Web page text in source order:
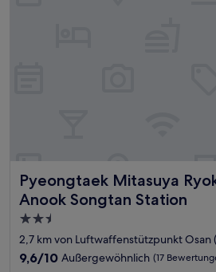
Pyeongtaek Mitasuya
Anook Songtan Station
Pyeongtaek Mitasuya Ryokan
2.5-
Sterne-
Unterkunft
2,7 km von Luftwaffenstützpunkt Osan
9.6
9,6/10 Außergewöhnlich (17